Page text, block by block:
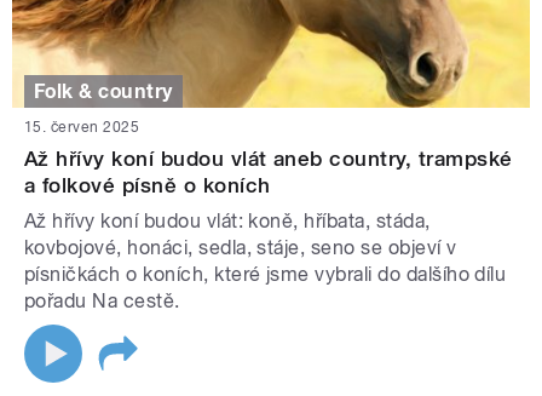
Folk & country
15. červen 2025
Až hřívy koní budou vlát aneb country, trampské
a folkové písně o koních
Až hřívy koní budou vlát: koně, hříbata, stáda,
kovbojové, honáci, sedla, stáje, seno se objeví v
písničkách o koních, které jsme vybrali do dalšího dílu
pořadu Na cestě.